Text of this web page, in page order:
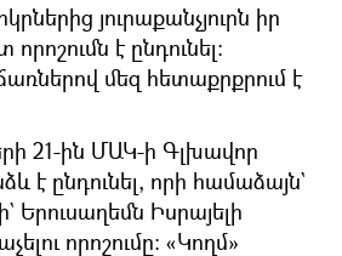
յուրաքանչյուրն իր
է ընդունել։
մեզ հետաքրքրում է
21-ին ՄԱԿ-ի Գլխավոր
է ընդունել, որի համաձայն`
Երուսաղեմն Իսրայելի
որոշումը: «Կողմ»